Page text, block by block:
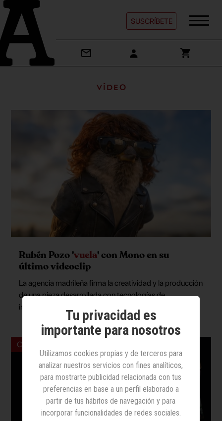
SUSCRÍBETE
Vídeo
Rubén Pozo 'vuela' con Mono en su
último videoclip
La agencia madrileña firma la creatividad y la producción
de una pieza desarrollada con tecnologías de
inteligencia artificial
Contenido elaborado por Dailymotion Advertising
Tu privacidad es
importante para nosotros
Utilizamos cookies propias y de terceros para
analizar nuestros servicios con fines analíticos,
para mostrarte publicidad relacionada con tus
preferencias en base a un perfil elaborado a
partir de tus hábitos de navegación y para
incorporar funcionalidades de redes sociales.